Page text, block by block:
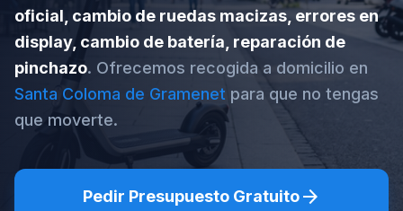
oficial, cambio de ruedas macizas, errores en
display, cambio de batería, reparación de
pinchazo. Ofrecemos recogida a domicilio en
Santa Coloma de Gramenet para que no tengas
que moverte.
Pedir Presupuesto Gratuitoarrow_forward